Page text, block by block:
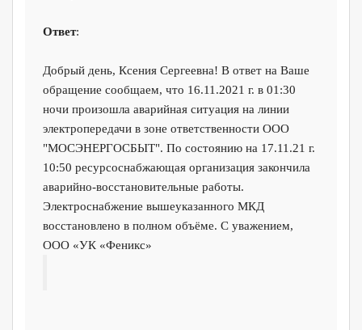
Ответ:
Добрый день, Ксения Сергеевна! В ответ на Ваше
обращение сообщаем, что 16.11.2021 г. в 01:30
ночи произошла аварийная ситуация на линии
электропередачи в зоне ответственности ООО
"МОСЭНЕРГОСБЫТ". По состоянию на 17.11.21 г.
10:50 ресурсоснабжающая организация закончила
аварийно-восстановительные работы.
Электроснабжение вышеуказанного МКД
восстановлено в полном объёме. С уважением,
ООО «УК «Феникс»